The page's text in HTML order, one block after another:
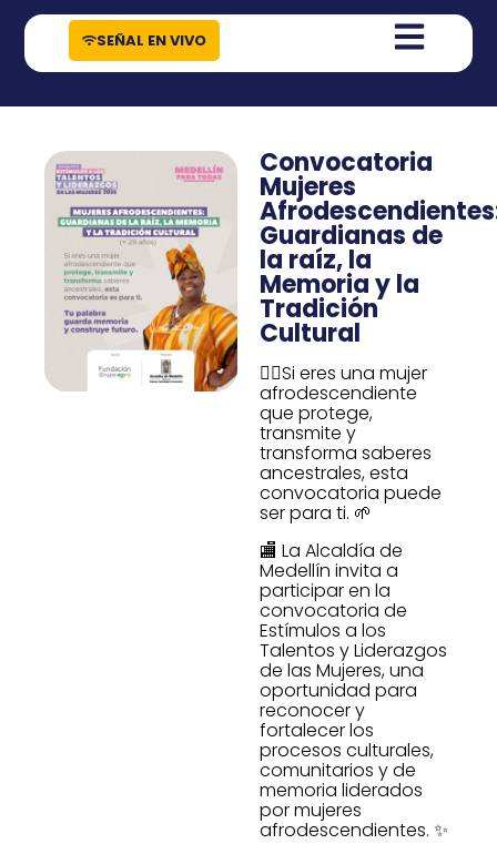
contenido
SEÑAL EN VIVO
Convocatoria
Mujeres
Guardianas de
la raíz, la
Memoria y la
Tradición
Cultural
🙋‍♀️Si eres una mujer
afrodescendiente
que protege,
transmite y
transforma saberes
ancestrales, esta
convocatoria puede
ser para ti. 🌱
🏬 La Alcaldía de
Medellín invita a
participar en la
convocatoria de
Estímulos a los
Talentos y Liderazgos
de las Mujeres, una
oportunidad para
reconocer y
fortalecer los
procesos culturales,
comunitarios y de
memoria liderados
por mujeres
afrodescendientes. ✨